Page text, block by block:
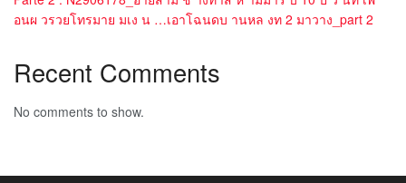
อนผ วรวยโทรมาย มเง น …เอาโฉนดบ านหล งท 2 มาวาง_part 2
Recent Comments
No comments to show.